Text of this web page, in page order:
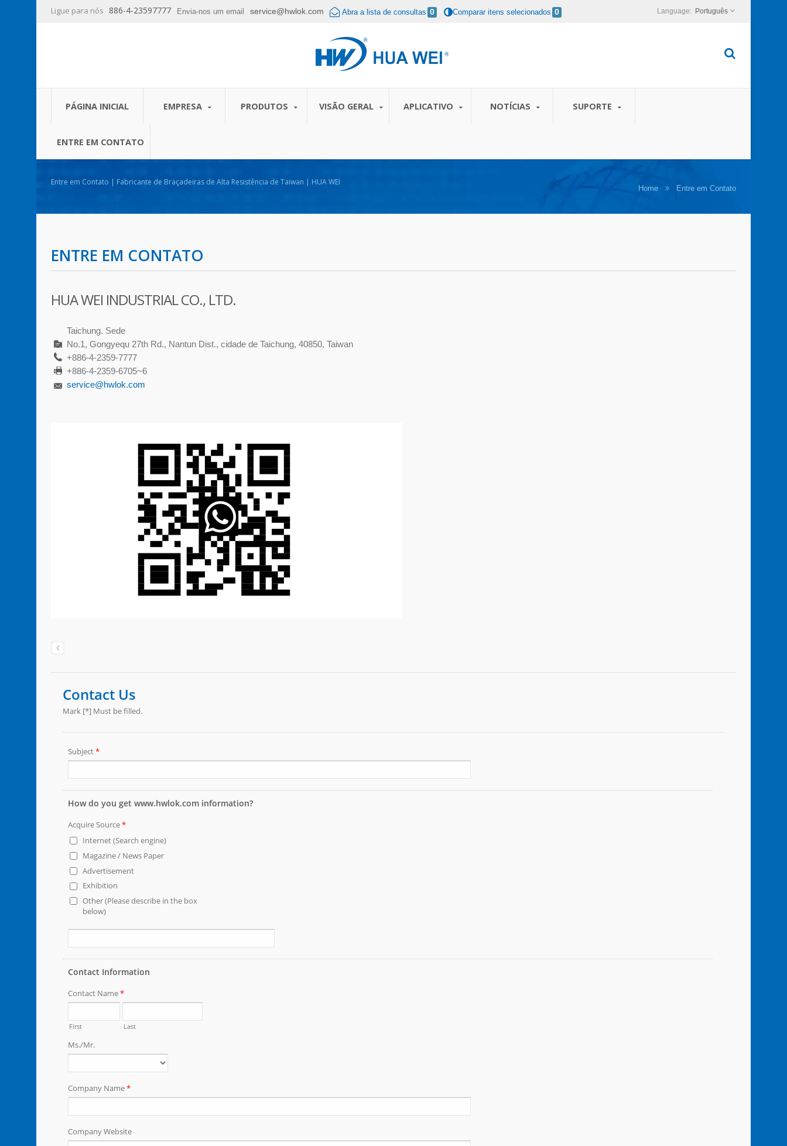
Ligue para nós 886-4-23597777 Envia-nos um email service@hwlok.com Abra a lista de consultas 0 Comparar itens selecionados 0 Português
PÁGINA INICIAL EMPRESA PRODUTOS VISÃO GERAL APLICATIVO NOTÍCIAS SUPORTE
ENTRE EM CONTATO
Entre em Contato | Fabricante de Braçadeiras de Alta Resistência de Taiwan | HUA WEI
Home Entre em Contato
ENTRE EM CONTATO
HUA WEI INDUSTRIAL CO., LTD.
Taichung. Sede
No.1, Gongyequ 27th Rd., Nantun Dist., cidade de Taichung, 40850, Taiwan
+886-4-2359-7777
+886-4-2359-6705~6
service@hwlok.com